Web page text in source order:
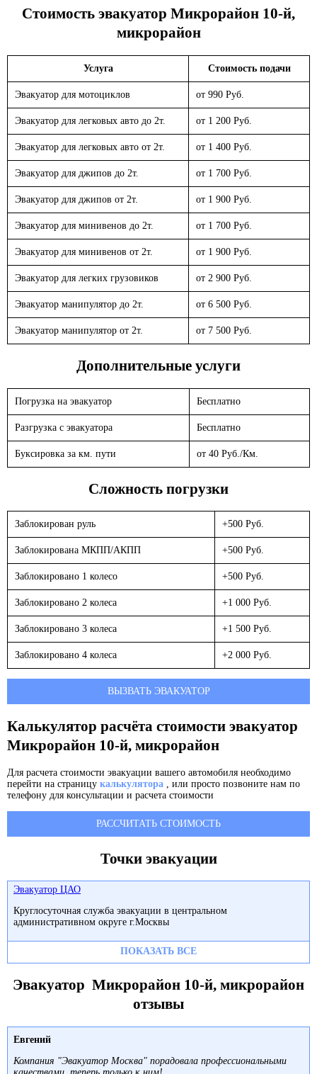
Стоимость эвакуатор Микрорайон 10-й,
микрорайон
Услуга Стоимость подачи
Эвакуатор для мотоциклов от 990 Руб.
Эвакуатор для легковых авто до 2т. от 1 200 Руб.
Эвакуатор для легковых авто от 2т. от 1 400 Руб.
Эвакуатор для джипов до 2т. от 1 700 Руб.
Эвакуатор для джипов от 2т. от 1 900 Руб.
Эвакуатор для минивенов до 2т. от 1 700 Руб.
Эвакуатор для минивенов от 2т. от 1 900 Руб.
Эвакуатор для легких грузовиков от 2 900 Руб.
Эвакуатор манипулятор до 2т. от 6 500 Руб.
Эвакуатор манипулятор от 2т. от 7 500 Руб.
Дополнительные услуги
Погрузка на эвакуатор Бесплатно
Разгрузка с эвакуатора Бесплатно
Буксировка за км. пути от 40 Руб./Км.
Сложность погрузки
Заблокирован руль +500 Руб.
Заблокирована МКПП/АКПП +500 Руб.
Заблокировано 1 колесо +500 Руб.
Заблокировано 2 колеса +1 000 Руб.
Заблокировано 3 колеса +1 500 Руб.
Заблокировано 4 колеса +2 000 Руб.
ВЫЗВАТЬ ЭВАКУАТОР
Калькулятор расчёта стоимости эвакуатор
Микрорайон 10-й, микрорайон
Для расчета стоимости эвакуации вашего автомобиля необходимо
перейти на страницу калькулятора , или просто позвоните нам по
телефону для консультации и расчета стоимости
РАССЧИТАТЬ СТОИМОСТЬ
Точки эвакуации
Эвакуатор ЦАО
Круглосуточная служба эвакуации в центральном
административном округе г.Москвы
ПОКАЗАТЬ ВСЕ
Эвакуатор Микрорайон 10-й, микрорайон
отзывы
Евгений
Компания "Эвакуатор Москва" порадовала профессиональными